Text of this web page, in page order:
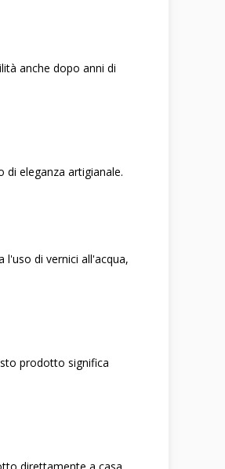
anche dopo anni di
eleganza artigianale.
di vernici all'acqua,
prodotto significa